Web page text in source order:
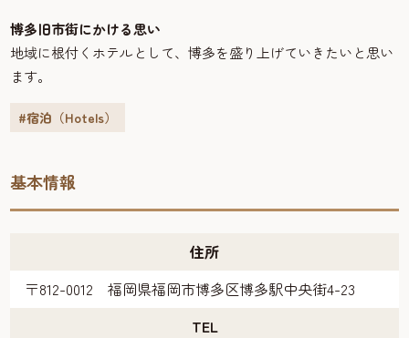
博多旧市街にかける思い
地域に根付くホテルとして、博多を盛り上げていきたいと思い
ます。
#宿泊（Hotels）
基本情報
住所
〒812-0012 福岡県福岡市博多区博多駅中央街4-23
TEL